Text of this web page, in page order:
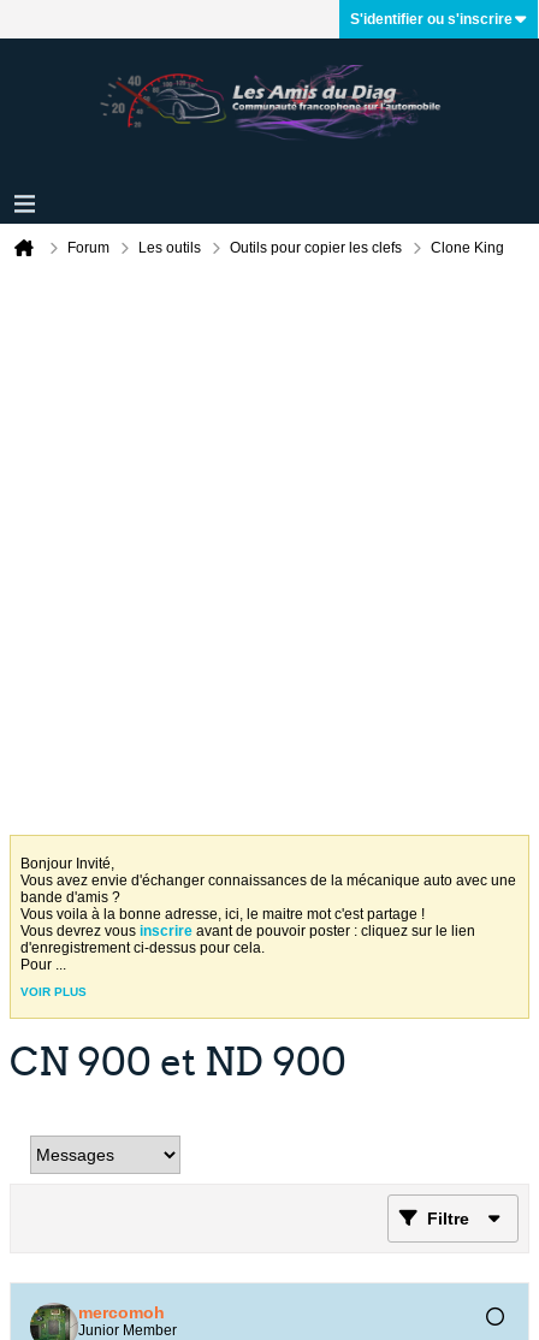
S'identifier ou s'inscrire
Forum Les outils Outils pour copier les clefs Clone King
Bonjour Invité,
Vous avez envie d'échanger connaissances de la mécanique auto avec une
bande d'amis ?
Vous voila à la bonne adresse, ici, le maitre mot c'est partage !
Vous devrez vous inscrire avant de pouvoir poster : cliquez sur le lien
d'enregistrement ci-dessus pour cela.
Pour ...
VOIR PLUS
CN 900 et ND 900
Filtre
mercomoh
Junior Member